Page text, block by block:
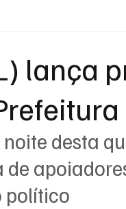
serrana
Norte
lança
desta
político